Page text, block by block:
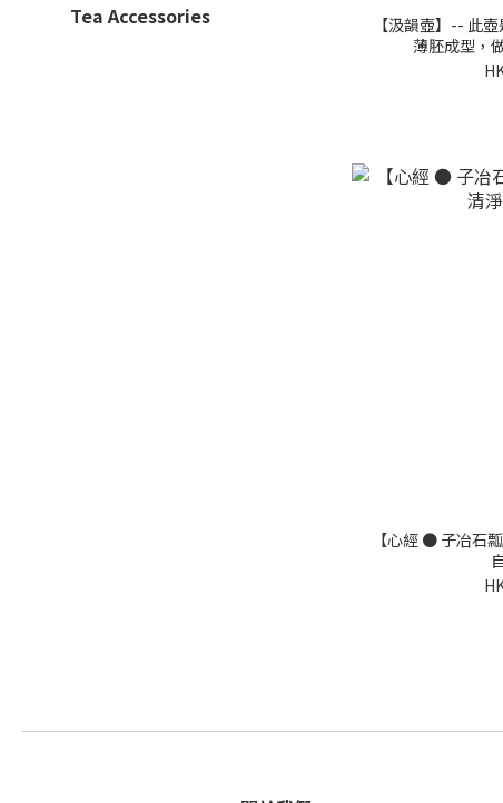
Tea Accessories
【汲韻壺】-- 此
薄胚成型，
【心經 ● 子冶石